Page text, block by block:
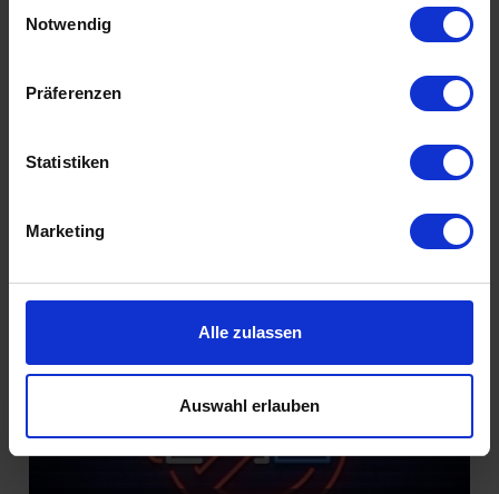
Notwendig
Präferenzen
Statistiken
Marketing
Alle zulassen
Auswahl erlauben
Füreinander bestimmt